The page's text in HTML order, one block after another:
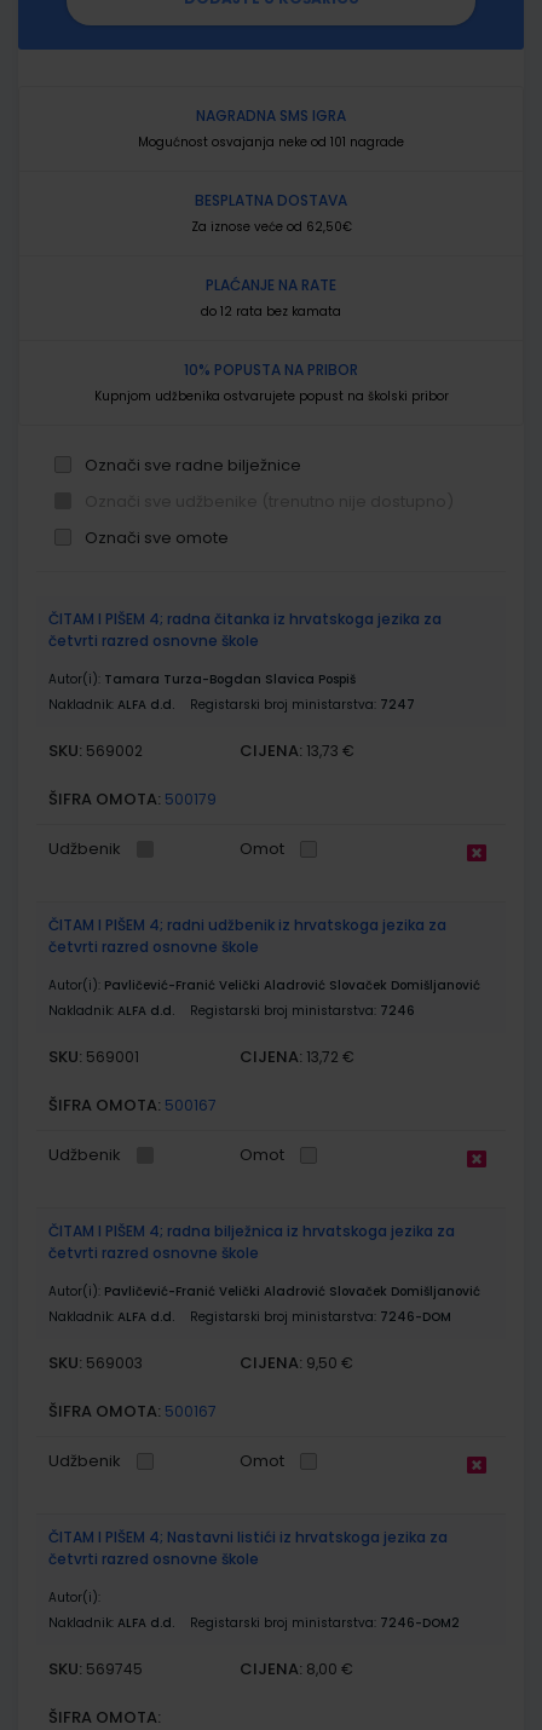
NAGRADNA SMS IGRA
Mogućnost osvajanja neke od 101 nagrade
BESPLATNA DOSTAVA
Za iznose veće od 62,50€
PLAĆANJE NA RATE
do 12 rata bez kamata
10% POPUSTA NA PRIBOR
Kupnjom udžbenika ostvarujete popust na školski pribor
Označi sve radne bilježnice
Označi sve omote
proizvodi
ČITAM I PIŠEM 4; radna čitanka iz hrvatskoga jezika za
četvrti razred osnovne škole
Autor(i): Tamara Turza-Bogdan Slavica Pospiš
Nakladnik: ALFA d.d. Registarski broj ministarstva: 7247
SKU: 569002 CIJENA: 13,73 €
ŠIFRA OMOTA: 500179
Udžbenik Omot
ČITAM I PIŠEM 4; radni udžbenik iz hrvatskoga jezika za
četvrti razred osnovne škole
Autor(i): Pavličević-Franić Velički Aladrović Slovaček Domišljanović
Nakladnik: ALFA d.d. Registarski broj ministarstva: 7246
SKU: 569001 CIJENA: 13,72 €
ŠIFRA OMOTA: 500167
Udžbenik Omot
ČITAM I PIŠEM 4; radna bilježnica iz hrvatskoga jezika za
četvrti razred osnovne škole
Autor(i): Pavličević-Franić Velički Aladrović Slovaček Domišljanović
Nakladnik: ALFA d.d. Registarski broj ministarstva: 7246-DOM
SKU: 569003 CIJENA: 9,50 €
ŠIFRA OMOTA: 500167
Udžbenik Omot
ČITAM I PIŠEM 4; Nastavni listići iz hrvatskoga jezika za
četvrti razred osnovne škole
Autor(i):
Nakladnik: ALFA d.d. Registarski broj ministarstva: 7246-DOM2
SKU: 569745 CIJENA: 8,00 €
ŠIFRA OMOTA: